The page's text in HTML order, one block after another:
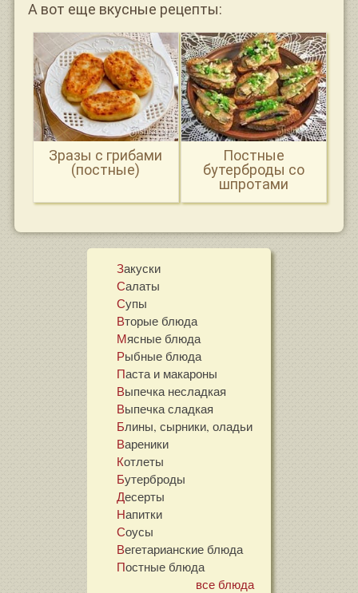
А вот еще вкусные рецепты:
Зразы с грибами
(постные)
Постные
бутерброды со
шпротами
Закуски
Салаты
Супы
Вторые блюда
Мясные блюда
Рыбные блюда
Паста и макароны
Выпечка несладкая
Выпечка сладкая
Блины, сырники, оладьи
Вареники
Котлеты
Бутерброды
Десерты
Напитки
Соусы
Вегетарианские блюда
Постные блюда
все блюда